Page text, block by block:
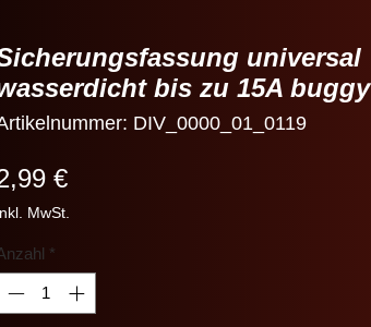
universal
bis zu 15A buggy
DIV_0000_01_0119
€Preis
MwSt.
*